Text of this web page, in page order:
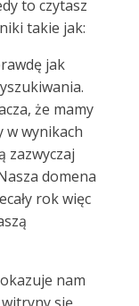
to czytasz
takie jak:
jak
że mamy
w wynikach
zazwyczaj
domena
rok więc
nam